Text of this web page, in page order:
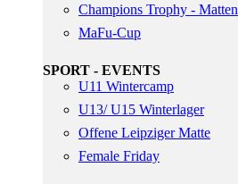
Champions Trophy -
MaFu-Cup
SPORT - EVENTS
U11 Wintercamp
U13/ U15 Winterlager
Offene Leipziger Matte
Female Friday